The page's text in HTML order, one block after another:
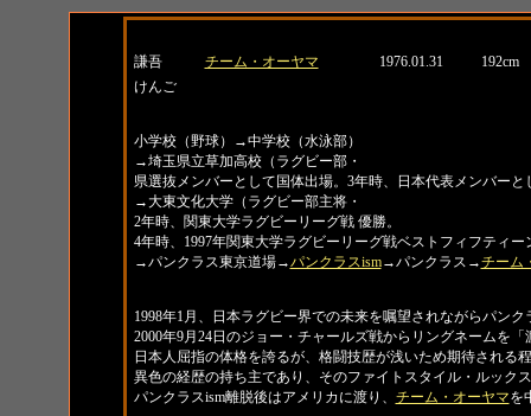
謙吾
チーム・オーヤマ 1976.01.31
192cm
けんご
小学校（野球）→中学校（水泳部）
→埼玉県立草加高校（ラグビー部・
県選抜メンバーとして国体出場。3年時、日本代表メンバー
→大東文化大学（ラグビー部主将・
2年時、関東大学ラグビーリーグ戦 優勝。
4年時、1997年関東大学ラグビーリーグ戦ベストフィフティー
→パンクラス東京道場→パンクラスism→パンクラス→チーム
1998年1月、日本ラグビー界での未来を嘱望されながらパン
2000年9月24日のジョー・チャールズ戦からリングネームを
日本人屈指の体格を誇るが、格闘技歴が浅いため期待される
異色の経歴の持ち主であり、そのファイトスタイル・ルック
パンクラスism離脱後はアメリカに渡り、 チーム・オーヤマを